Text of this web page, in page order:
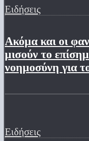
Ειδήσεις
Ακόμα και οι
μισούν το
νοημοσύνη για
Ειδήσεις